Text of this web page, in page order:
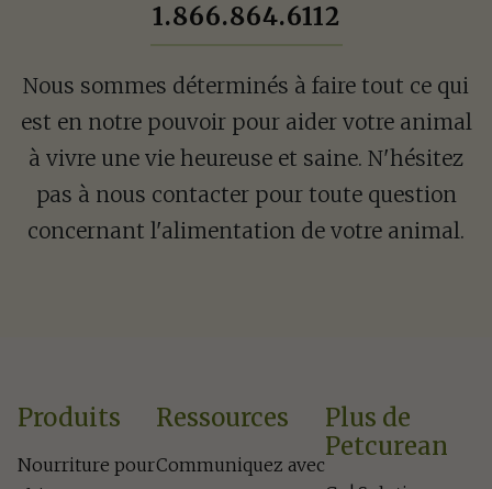
1.866.864.6112
Nous sommes déterminés à faire tout ce qui
est en notre pouvoir pour aider votre animal
à vivre une vie heureuse et saine. N'hésitez
pas à nous contacter pour toute question
concernant l'alimentation de votre animal.
Produits
Nourriture pour
Ressources
Communiquez avec
Plus de
Petcurean